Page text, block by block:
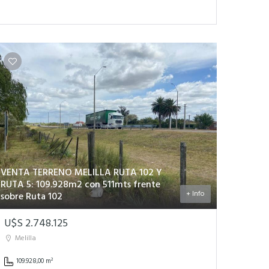
VENTA TERRENO MELILLA RUTA 102 Y
RUTA 5: 109.928m2 con 511mts frente
sobre Ruta 102 + Info
U$S 2.748.125
Melilla
109.928,00 m²